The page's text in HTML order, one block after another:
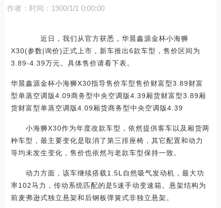
作者： 时间：1900/1/1 0:00:00
近日，我们从官方获悉，华晨鑫源金杯小海狮
X30(参数|询价)正式上市，新车推出6款车型，售价区间为
3.89-4.39万元。具体售价请看下表。
华晨鑫源金杯小海狮X30指导售价车型售价财富型3.89财富
型单蒸空调版4.09商务型中央空调版4.39厢货财富型3.89厢
货财富型单蒸空调版4.09厢货商务型中央空调版4.39
小海狮X30作为年度改款车型，依然提供客车以及厢货两
种车型，最主要变化是取消了第三排座椅，其它配置和动力
等均未发生变化，售价也依然与老款车型保持一致。
动力方面，该车继续搭载1.5L自然吸气发动机，最大功
率102马力，传动系统匹配的是5速手动变速箱。悬架结构为
前麦弗逊式独立悬架和后钢板弹簧式非独立悬架。